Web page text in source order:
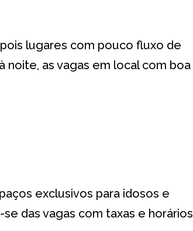
lugares com pouco fluxo de
noite, as vagas em local com boa
exclusivos para idosos e
das vagas com taxas e horários